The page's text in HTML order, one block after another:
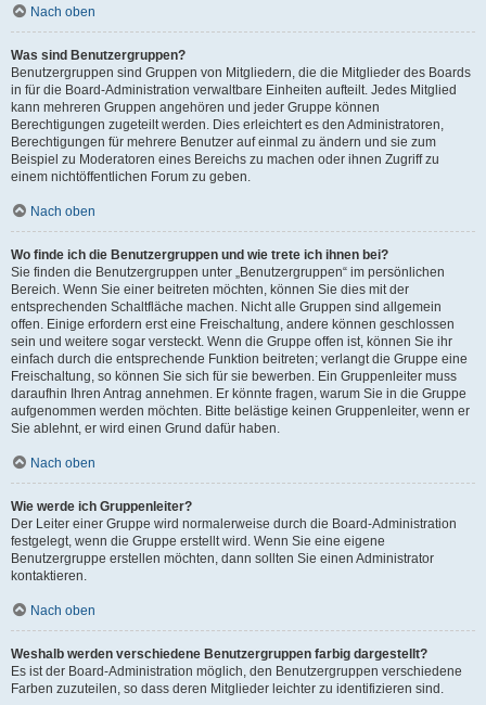
Nach oben
Was sind Benutzergruppen?
Benutzergruppen sind Gruppen von Mitgliedern, die die Mitglieder des Boards
in für die Board-Administration verwaltbare Einheiten aufteilt. Jedes Mitglied
kann mehreren Gruppen angehören und jeder Gruppe können
Berechtigungen zugeteilt werden. Dies erleichtert es den Administratoren,
Berechtigungen für mehrere Benutzer auf einmal zu ändern und sie zum
Beispiel zu Moderatoren eines Bereichs zu machen oder ihnen Zugriff zu
einem nichtöffentlichen Forum zu geben.
Nach oben
Wo finde ich die Benutzergruppen und wie trete ich ihnen bei?
Sie finden die Benutzergruppen unter „Benutzergruppen“ im persönlichen
Bereich. Wenn Sie einer beitreten möchten, können Sie dies mit der
entsprechenden Schaltfläche machen. Nicht alle Gruppen sind allgemein
offen. Einige erfordern erst eine Freischaltung, andere können geschlossen
sein und weitere sogar versteckt. Wenn die Gruppe offen ist, können Sie ihr
einfach durch die entsprechende Funktion beitreten; verlangt die Gruppe eine
Freischaltung, so können Sie sich für sie bewerben. Ein Gruppenleiter muss
daraufhin Ihren Antrag annehmen. Er könnte fragen, warum Sie in die Gruppe
aufgenommen werden möchten. Bitte belästige keinen Gruppenleiter, wenn er
Sie ablehnt, er wird einen Grund dafür haben.
Nach oben
Wie werde ich Gruppenleiter?
Der Leiter einer Gruppe wird normalerweise durch die Board-Administration
festgelegt, wenn die Gruppe erstellt wird. Wenn Sie eine eigene
Benutzergruppe erstellen möchten, dann sollten Sie einen Administrator
kontaktieren.
Nach oben
Weshalb werden verschiedene Benutzergruppen farbig dargestellt?
Es ist der Board-Administration möglich, den Benutzergruppen verschiedene
Farben zuzuteilen, so dass deren Mitglieder leichter zu identifizieren sind.